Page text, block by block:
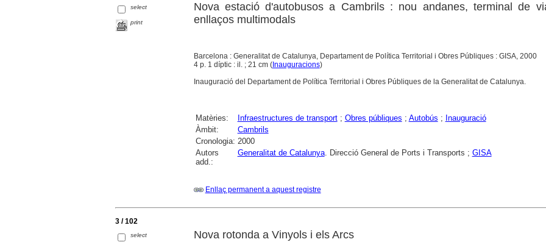
select
print
Nova estació d'autobusos a Cambrils : nou andanes, terminal de
enllaços multimodals
Barcelona : Generalitat de Catalunya, Departament de Política Territorial i Obres Públiques : GISA, 2000
4 p. 1 díptic : il. ; 21 cm (Inauguracions)
Inauguració del Departament de Política Territorial i Obres Públiques de la Generalitat de Catalunya.
Matèries: Infraestructures de transport; Obres públiques ; Autobús ; Inauguració
Àmbit:
Cambrils
Cronologia: 2000
Autors
add.:
Generalitat de Catalunya. Direcció General de Ports i Transports ; GISA
Enllaç permanent a aquest registre
3 / 102
select Nova rotonda a Vinyols i els Arcs